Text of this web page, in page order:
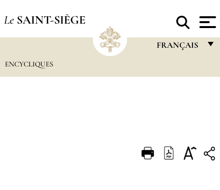
Le SAINT-SIÈGE
FRANÇAIS
DEUTSCH
ENCYCLIQUES